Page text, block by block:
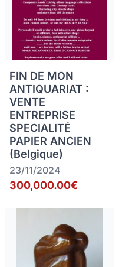
FIN DE MON
ANTIQUARIAT :
VENTE
ENTREPRISE
SPECIALITÉ
PAPIER ANCIEN
(Belgique)
23/11/2024
300,000.00€